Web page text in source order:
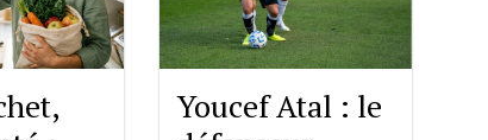
Youcef Atal : le